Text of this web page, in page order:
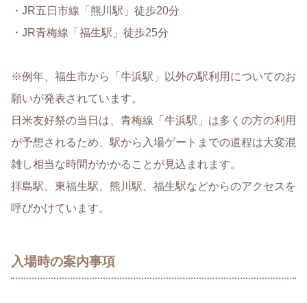
・JR五日市線「熊川駅」徒歩20分
・JR青梅線「福生駅」徒歩25分
※例年、福生市から「牛浜駅」以外の駅利用についてのお
願いが発表されています。
日米友好祭の当日は、青梅線「牛浜駅」は多くの方の利用
が予想されるため、駅から入場ゲートまでの道程は大変混
雑し相当な時間がかかることが見込まれます。
拝島駅、東福生駅、熊川駅、福生駅などからのアクセスを
呼びかけています。
入場時の案内事項